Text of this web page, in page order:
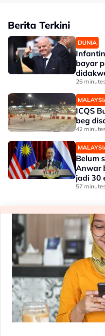
Berita Terkini
DUNIA
bayar
26
ICQS
beg
42
Belum
Anwar
jadi 30
57